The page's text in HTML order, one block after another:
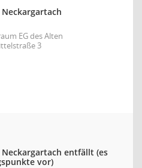
EG des Alten
3
entfällt (es
vor)